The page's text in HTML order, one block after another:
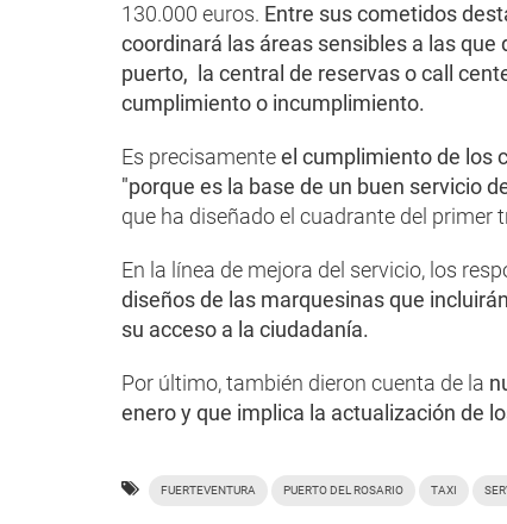
130.000 euros. Entre sus cometidos
coordinará las áreas sensibles a las que
puerto, la central de reservas o call
cumplimiento o incumplimiento.
Es precisamenteel cumplimiento de los
"porque es la base de un buen servicio
que ha diseñado el cuadrante del primer
En la línea de mejora del servicio, los
diseños de las marquesinas que
su acceso a la ciudadanía.
Por último, también dieron cuenta de la
enero y que implica la actualización de
FUERTEVENTURA PUERTO DEL ROSARIO TAXI